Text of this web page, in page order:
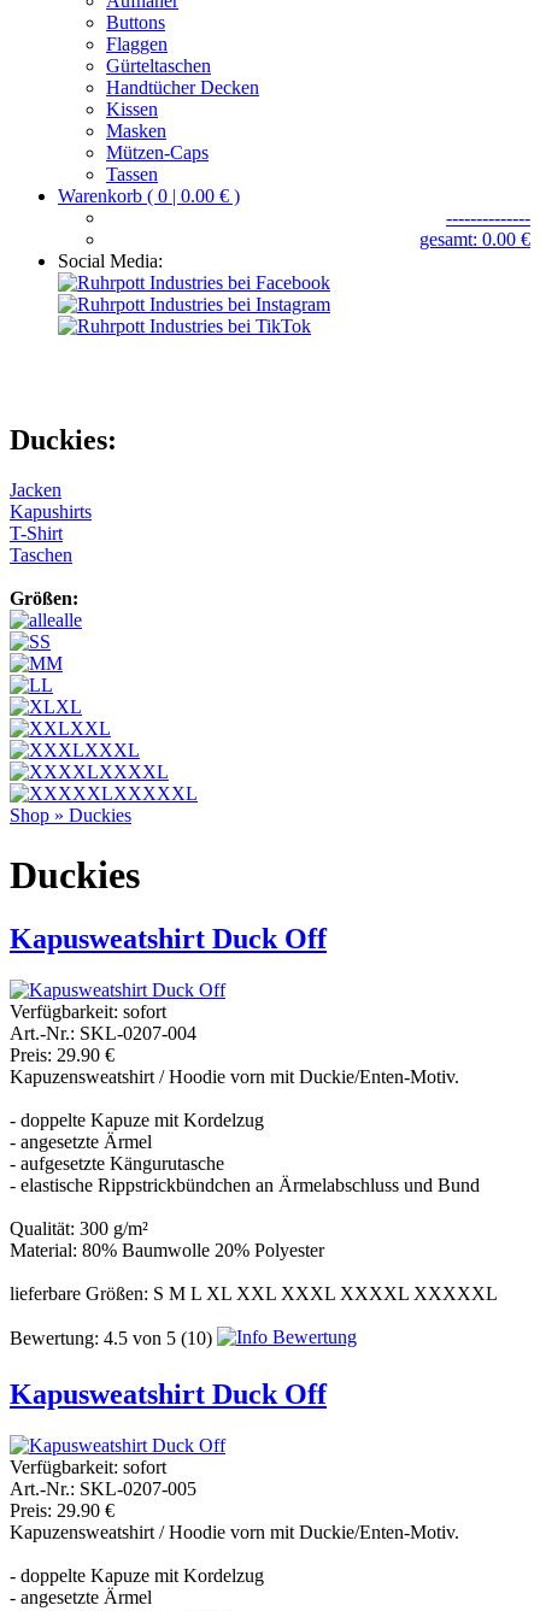
Buttons
Flaggen
Gürteltaschen
Handtücher Decken
Kissen
Masken
Mützen-Caps
Tassen
Warenkorb ( 0 | 0.00 € )
--------------
gesamt: 0.00 €
Social Media:
Duckies:
Jacken
Kapushirts
T-Shirt
Taschen
Größen:
alle
S
M
L
XL
XXL
XXXL
XXXXL
XXXXXL
Shop » Duckies
Duckies
Kapusweatshirt Duck Off
Verfügbarkeit: sofort
Art.-Nr.: SKL-0207-004
Preis: 29.90 €
Kapuzensweatshirt / Hoodie vorn mit Duckie/Enten-Motiv.
- doppelte Kapuze mit Kordelzug
- angesetzte Ärmel
- aufgesetzte Kängurutasche
- elastische Rippstrickbündchen an Ärmelabschluss und Bund
Qualität: 300 g/m²
Material: 80% Baumwolle 20% Polyester
lieferbare Größen: S M L XL XXL XXXL XXXXL XXXXXL
Bewertung: 4.5 von 5 (10)
Kapusweatshirt Duck Off
Verfügbarkeit: sofort
Art.-Nr.: SKL-0207-005
Preis: 29.90 €
Kapuzensweatshirt / Hoodie vorn mit Duckie/Enten-Motiv.
- doppelte Kapuze mit Kordelzug
- angesetzte Ärmel